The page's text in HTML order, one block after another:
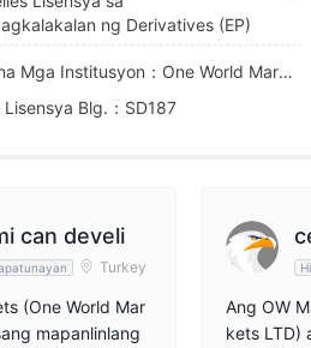
7
8
ng Derivatives (EP)
Mga Lisensya na Mga Institusyon：One World Markets LTD
Blg.：SD187
can develi
Turkey
(One World Mar
mapanlinlang
Ang OW
kets LTD)